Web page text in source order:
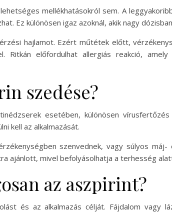
mellékhatásokról sem. A
Ez különösen igaz azoknál, akik nagy
hajlamot. Ezért műtétek előtt,
Ritkán előfordulhat allergiás reakció,
szedése?
esetében, különösen
kell az alkalmazását.
szenvednek, vagy súlyos
ajánlott, mivel befolyásolhatja a terhesség
az aszpirint?
és az alkalmazás célját. Fájdalom vagy